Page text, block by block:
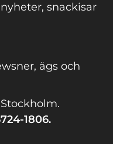
snackisar
ägs och
Stockholm.
1806.